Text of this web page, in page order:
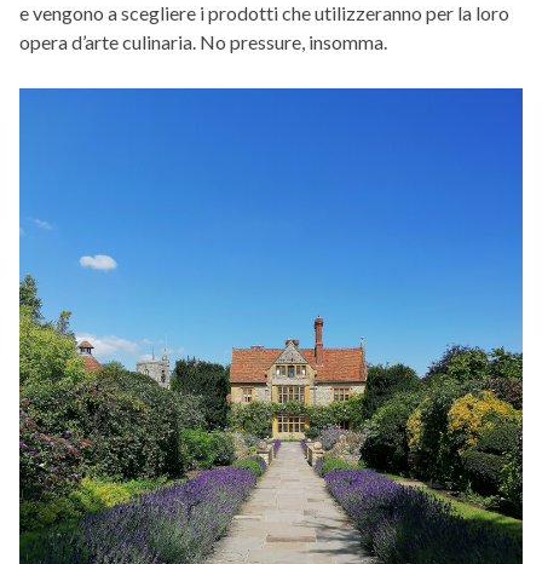
e vengono a scegliere i prodotti che utilizzeranno per la loro
opera d’arte culinaria. No pressure, insomma.